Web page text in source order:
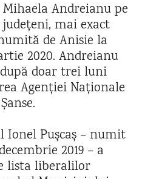
Andreianu pe
mai exact
de Anisie la
2020. Andreianu
doar trei luni
Agenției Naționale
Ionel Pușcaș – numit
2019 – a
lista liberalilor